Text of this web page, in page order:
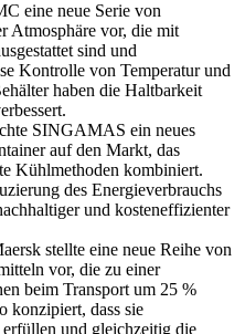
eine neue Serie von
Atmosphäre vor, die mit
sind und
Kontrolle von Temperatur und
haben die Haltbarkeit
SINGAMAS ein neues
auf den Markt, das
Kühlmethoden kombiniert.
des Energieverbrauchs
und kosteneffizienter
stellte eine neue Reihe von
vor, die zu einer
beim Transport um 25 %
konzipiert, dass sie
und gleichzeitig die